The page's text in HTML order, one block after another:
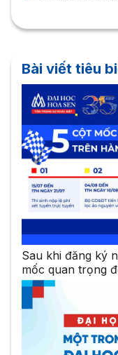
Bài viết tiêu
Sau khi đăng ký
mốc quan trọng